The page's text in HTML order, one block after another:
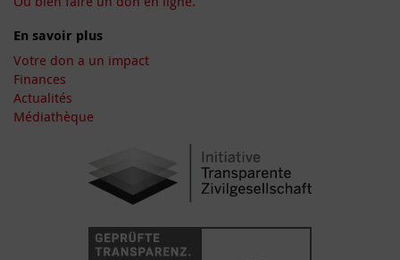
En savoir plus
Votre don a un impact
Finances
Actualités
Médiathèque